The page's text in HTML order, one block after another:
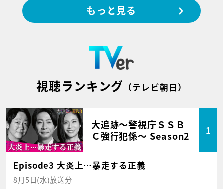
もっと見る
視聴ランキング （テレビ朝日）
大追跡～警視庁ＳＳＢ
Ｃ強行犯係～ Season2
1
Episode3 大炎上…暴走する正義
8月5日(水)放送分